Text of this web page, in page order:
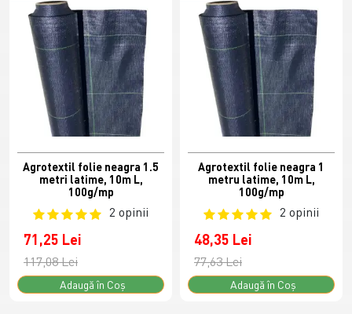
Agrotextil folie neagra 1.5
metri latime, 10m L,
100g/mp
2 opinii
71,25 Lei
117,08 Lei
Adaugă în Coş
Agrotextil folie neagra 1
metru latime, 10m L,
100g/mp
2 opinii
48,35 Lei
77,63 Lei
Adaugă în Coş